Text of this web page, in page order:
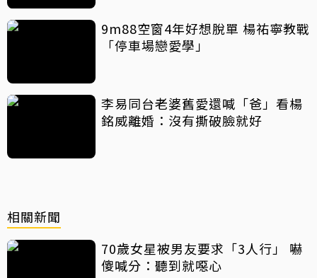
9m88空窗4年好想脫單 楊祐寧教戰
「停車場戀愛學」
李易同台老婆舊愛還喊「爸」看楊
銘威離婚：沒有撕破臉就好
相關新聞
70歲女星被男友要求「3人行」 嚇
傻喊分：聽到就噁心